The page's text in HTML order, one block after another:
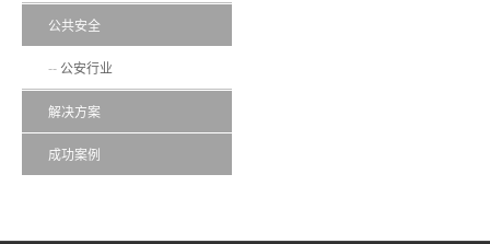
公共安全
公安行业
解决方案
成功案例